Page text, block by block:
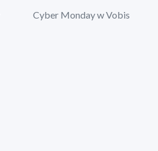
Cyber Monday w Vobis